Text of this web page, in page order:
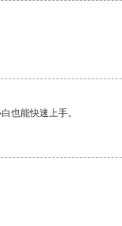
也能快速上手。